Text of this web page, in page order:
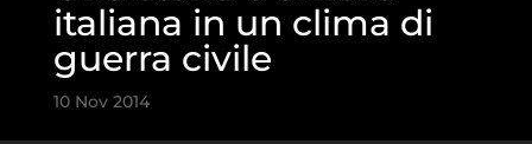
italiana in un clima di
guerra civile
10 Nov 2014